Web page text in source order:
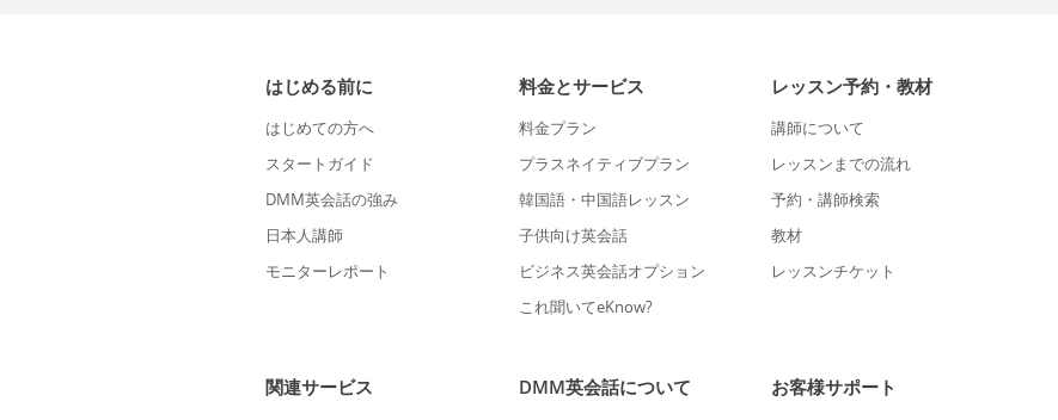
はじめる前に
はじめての方へ
スタートガイド
DMM英会話の強み
日本人講師
モニターレポート
料金とサービス
料金プラン
プラスネイティブプラン
韓国語・中国語レッスン
子供向け英会話
ビジネス英会話オプション
これ聞いてeKnow?
レッスン予約・教材
講師について
レッスンまでの流れ
予約・講師検索
教材
レッスンチケット
関連サービス DMM英会話について お客様サポート